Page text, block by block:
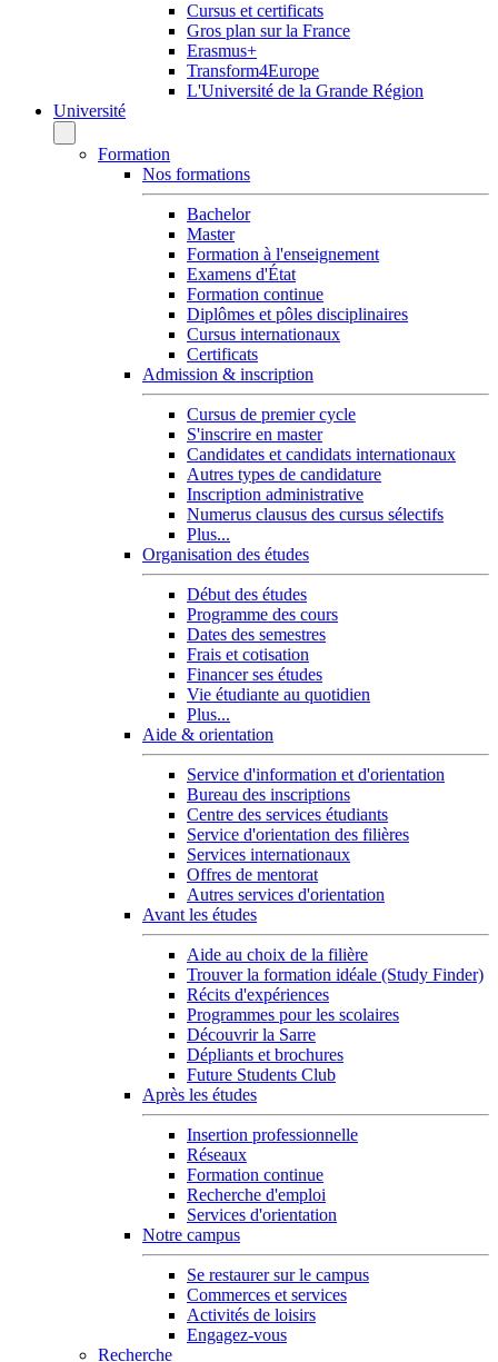
Cursus et certificats
Gros plan sur la France
Erasmus+
Transform4Europe
L'Université de la Grande Région
Université
Formation
Nos formations
Bachelor
Master
Formation à l'enseignement
Examens d'État
Formation continue
Diplômes et pôles disciplinaires
Cursus internationaux
Certificats
Admission & inscription
Cursus de premier cycle
S'inscrire en master
Candidates et candidats internationaux
Autres types de candidature
Inscription administrative
Numerus clausus des cursus sélectifs
Plus...
Organisation des études
Début des études
Programme des cours
Dates des semestres
Frais et cotisation
Financer ses études
Vie étudiante au quotidien
Plus...
Aide & orientation
Service d'information et d'orientation
Bureau des inscriptions
Centre des services étudiants
Service d'orientation des filières
Services internationaux
Offres de mentorat
Autres services d'orientation
Avant les études
Aide au choix de la filière
Trouver la formation idéale (Study Finder)
Récits d'expériences
Programmes pour les scolaires
Découvrir la Sarre
Dépliants et brochures
Future Students Club
Après les études
Insertion professionnelle
Réseaux
Formation continue
Recherche d'emploi
Services d'orientation
Notre campus
Se restaurer sur le campus
Commerces et services
Activités de loisirs
Engagez-vous
Recherche